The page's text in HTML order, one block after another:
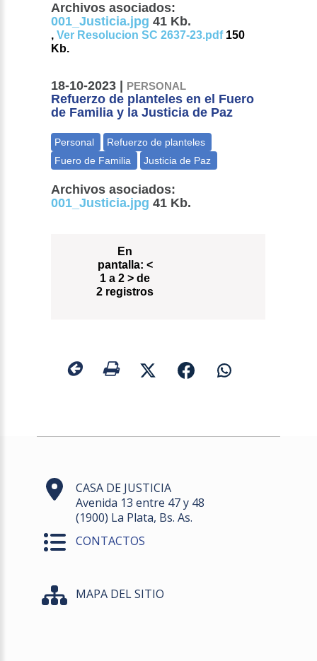
Archivos asociados:
001_Justicia.jpg 41 Kb.
,Ver Resolucion SC 2637-23.pdf150
Kb.
18-10-2023 | PERSONAL
Refuerzo de planteles en el Fuero
de Familia y la Justicia de Paz
Archivos asociados:
001_Justicia.jpg 41 Kb.
En
pantalla: <
1 a 2 > de
2 registros
CASA DE JUSTICIA
Avenida 13 entre 47 y 48
(1900) La Plata, Bs. As.
CONTACTOS
MAPA DEL SITIO